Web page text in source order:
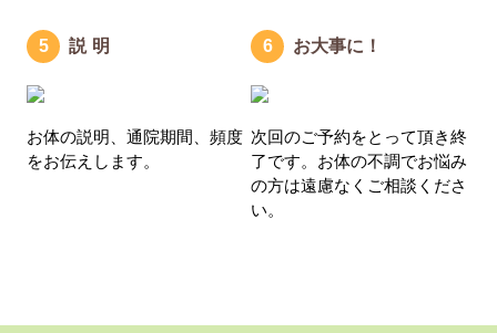
説明
お体の説明、通院期間、頻度
をお伝えします。
お大事に！
次回のご予約をとって頂き終
了です。お体の不調でお悩み
の方は遠慮なくご相談くださ
い。